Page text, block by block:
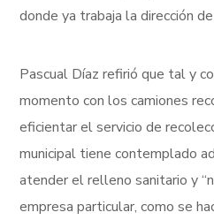
donde ya trabaja la dirección
Pascual Díaz refirió que tal y
momento con los camiones
eficientar el servicio de
municipal tiene contemplado
atender el relleno sanitario y
empresa particular, como se